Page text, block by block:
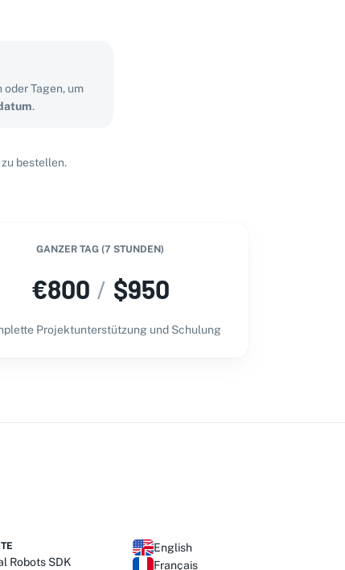
oder Tagen, um
.
bestellen.
GANZER TAG (7 STUNDEN)
€800 / $950
Projektunterstützung und Schulung
Robots SDK
English
Français